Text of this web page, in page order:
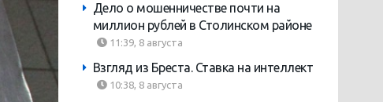
Дело о мошенничестве почти на
миллион рублей в Столинском районе
11:39, 8 августа
Взгляд из Бреста. Ставка на интеллект
10:38, 8 августа